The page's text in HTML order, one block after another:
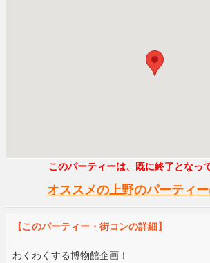
このパーティーは、既に終了となっ
オススメの上野のパーティ
【このパーティー・街コンの詳細】
わくわくする博物館企画！